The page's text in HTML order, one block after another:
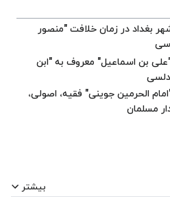
منصور
على بن اسماعیل" معروف به "ابن
امام الحرمین جوینی" فقیه، اصولی،
مسلمان
بیشتر